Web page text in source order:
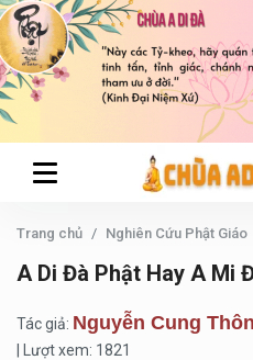
Trang chủ Nghiên Cứu Phật Giáo
A Di Đà Phật Hay A Mi
Tác giả: Nguyễn Cung
| Lượt xem: 1821